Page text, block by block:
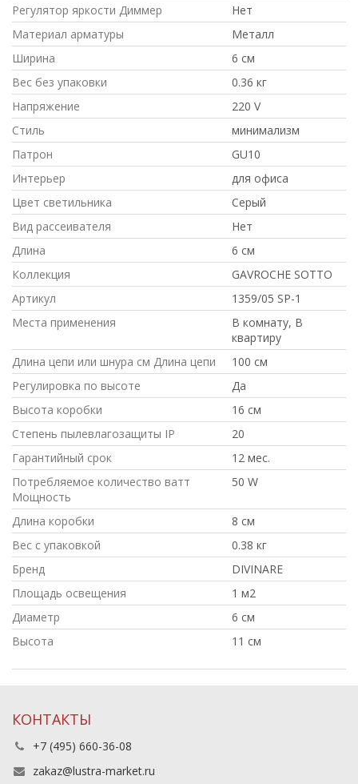
Регулятор яркости Диммер
Нет
Материал арматуры
Металл
Ширина
6 см
Вес без упаковки
0.36 кг
Напряжение
220 V
Стиль
минимализм
Патрон
GU10
Интерьер
для офиса
Цвет светильника
Серый
Вид рассеивателя
Нет
Длина
6 см
Коллекция
GAVROCHE SOTTO
Артикул
1359/05 SP-1
Места применения
В комнату, В
квартиру
Длина цепи или шнура см Длина цепи
100 см
Регулировка по высоте
Да
Высота коробки
16 см
Степень пылевлагозащиты IP
20
Гарантийный срок
12 мес.
Потребляемое количество ватт
Мощность
50 W
Длина коробки
8 см
Вес с упаковкой
0.38 кг
Бренд
DIVINARE
Площадь освещения
1 м2
Диаметр
6 см
Высота
11 см
КОНТАКТЫ
+7 (495) 660-36-08
zakaz@lustra-market.ru